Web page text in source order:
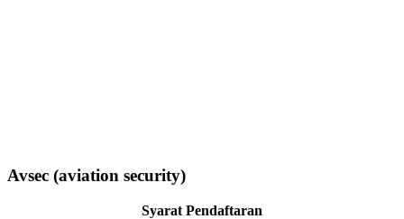
Avsec (aviation security)
Syarat Pendaftaran